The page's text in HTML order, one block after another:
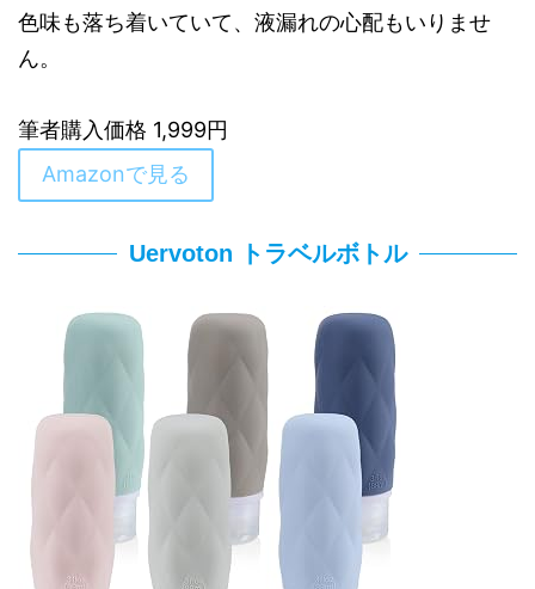
色味も落ち着いていて、液漏れの心配もいりませ
ん。
筆者購入価格 1,999円
Amazonで見る
Uervoton トラベルボトル